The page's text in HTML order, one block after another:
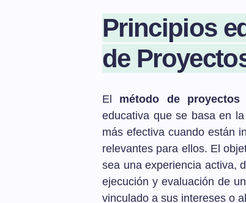
Principios
de
El método de proyectos
educativa que se basa en
más efectiva cuando están
relevantes para ellos. El
sea una experiencia activa,
ejecución y evaluación de
vinculado a sus intereses o